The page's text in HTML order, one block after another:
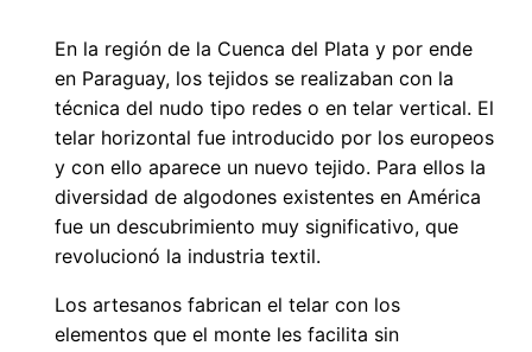
En la región de la Cuenca del Plata y por ende
en Paraguay, los tejidos se realizaban con la
técnica del nudo tipo redes o en telar vertical. El
telar horizontal fue introducido por los europeos
y con ello aparece un nuevo tejido. Para ellos la
diversidad de algodones existentes en América
fue un descubrimiento muy significativo, que
revolucionó la industria textil.
Los artesanos fabrican el telar con los
elementos que el monte les facilita sin